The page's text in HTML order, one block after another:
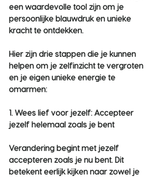
een waardevolle tool zijn om je
persoonlijke blauwdruk en unieke
kracht te ontdekken.
Hier zijn drie stappen die je kunnen
helpen om je zelfinzicht te vergroten
en je eigen unieke energie te
omarmen:
1. Wees lief voor jezelf: Accepteer
jezelf helemaal zoals je bent
Verandering begint met jezelf
accepteren zoals je nu bent. Dit
betekent eerlijk kijken naar zowel je